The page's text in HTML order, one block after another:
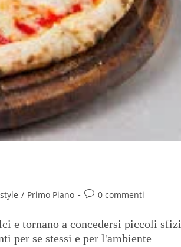
/ Primo Piano 0 commenti
e tornano a concedersi piccoli sfizi
per se stessi e per l'ambiente